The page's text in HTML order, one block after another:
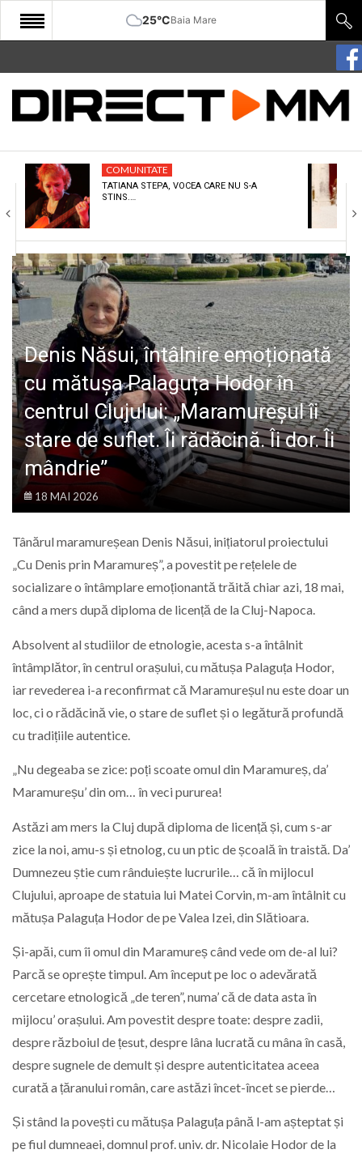
25°CBaia Mare
START
COMUNITATE
CULTURA
ECONOMIE
SANATATE
SPORT
SPECIAL
POLITIC
LIFE
COMUNITATE
TATIANA STEPA, VOCEA CARE NU S-A
STINS.…
Denis Năsui, întâlnire emoționată
cu mătușa Palaguța Hodor în
centrul Clujului: „Maramureșul îi
stare de suflet. Îi rădăcină. Îi dor. Îi
mândrie”
18 MAI 2026
Tânărul maramureșean Denis Năsui, inițiatorul proiectului
„Cu Denis prin Maramureș”, a povestit pe rețelele de
socializare o întâmplare emoționantă trăită chiar azi, 18 mai,
când a mers după diploma de licență de la Cluj-Napoca.
Absolvent al studiilor de etnologie, acesta s-a întâlnit
întâmplător, în centrul orașului, cu mătușa Palaguța Hodor,
iar revederea i-a reconfirmat că Maramureșul nu este doar un
loc, ci o rădăcină vie, o stare de suflet și o legătură profundă
cu tradițiile autentice.
„Nu degeaba se zice: poți scoate omul din Maramureș, da’
Maramureșu’ din om… în veci pururea!
Astăzi am mers la Cluj după diploma de licență și, cum s-ar
zice la noi, amu-s și etnolog, cu un ptic de școală în traistă. Da’
Dumnezeu știe cum rânduiește lucrurile… că în mijlocul
Clujului, aproape de statuia lui Matei Corvin, m-am întâlnit cu
mătușa Palaguța Hodor de pe Valea Izei, din Slătioara.
Și-apăi, cum îi omul din Maramureș când vede om de-al lui?
Parcă se oprește timpul. Am început pe loc o adevărată
cercetare etnologică „de teren”, numa’ că de data asta în
mijlocu’ orașului. Am povestit despre toate: despre zadii,
despre războiul de țesut, despre lâna lucrată cu mâna în casă,
despre sugnele de demult și despre autenticitatea aceea
curată a țăranului român, care astăzi încet-încet se pierde…
Și stând la povești cu mătușa Palaguța până l-am așteptat și
pe fiul dumneaei, domnul prof. univ. dr. Nicolaie Hodor de la